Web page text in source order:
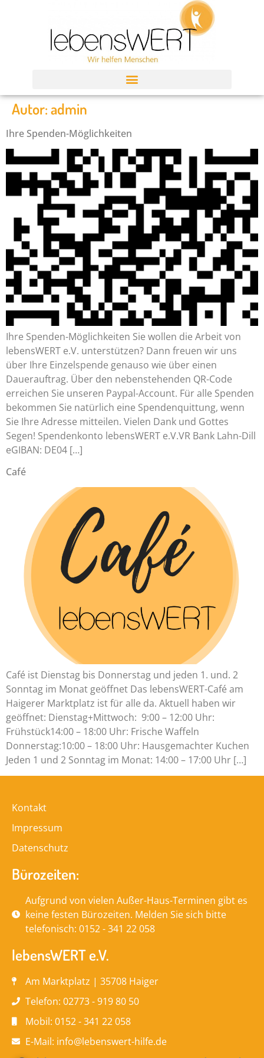
Autor:admin
Ihre Spenden-Möglichkeiten
Ihre Spenden-Möglichkeiten Sie wollen die Arbeit von
lebensWERT e.V. unterstützen? Dann freuen wir uns
über Ihre Einzelspende genauso wie über einen
Dauerauftrag. Über den nebenstehenden QR-Code
erreichen Sie unseren Paypal-Account. Für alle Spenden
bekommen Sie natürlich eine Spendenquittung, wenn
Sie Ihre Adresse mitteilen. Vielen Dank und Gottes
Segen! Spendenkonto lebensWERT e.V.VR Bank Lahn-Dill
eGIBAN: DE04 […]
Café
Café ist Dienstag bis Donnerstag und jeden 1. und. 2
Sonntag im Monat geöffnet Das lebensWERT-Café am
Haigerer Marktplatz ist für alle da. Aktuell haben wir
geöffnet: Dienstag+Mittwoch: 9:00 – 12:00 Uhr:
Frühstück14:00 – 18:00 Uhr: Frische Waffeln
Donnerstag:10:00 – 18:00 Uhr: Hausgemachter Kuchen
Jeden 1 und 2 Sonntag im Monat: 14:00 – 17:00 Uhr […]
Kontakt
Impressum
Datenschutz
Bürozeiten:
Aufgrund von vielen Außer-Haus-Terminen gibt es
keine festen Bürozeiten. Melden Sie sich bitte
telefonisch: 0152 - 341 22 058
lebensWERT e.V.
Am Marktplatz | 35708 Haiger
Telefon: 02773 - 919 80 50
Mobil: 0152 - 341 22 058
E-Mail: info@lebenswert-hilfe.de